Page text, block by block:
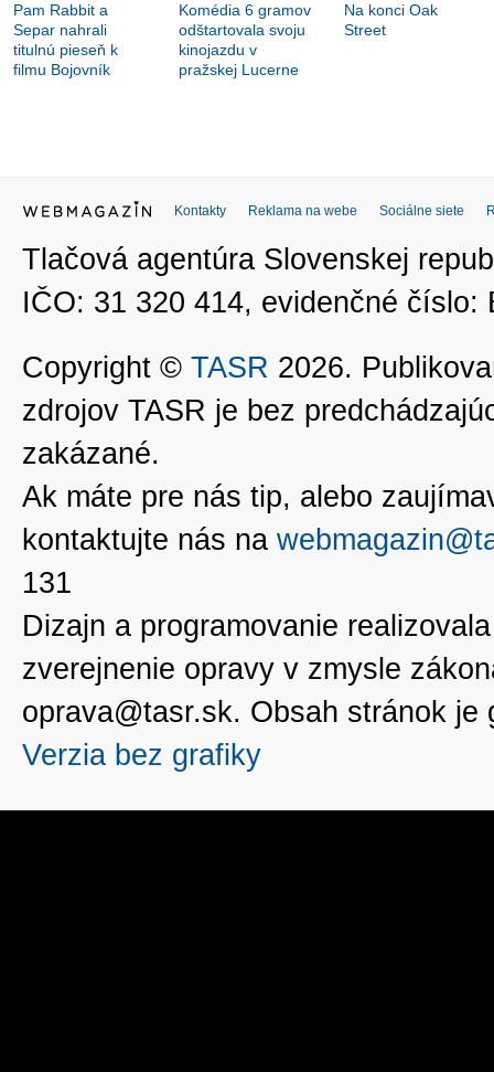
Pam Rabbit a
Separ nahrali
titulnú pieseň k
filmu Bojovník
Komédia 6 gramov
odštartovala svoju
kinojazdu v
pražskej Lucerne
Na konci Oak
Street
Kontakty Reklama na webe Sociálne siete
Tlačová agentúra Slovenskej
IČO: 31 320 414, evidenčné číslo:
Copyright © TASR 2026.
zdrojov TASR je bez
zakázané.
Ak máte pre nás tip, alebo
kontaktujte nás na
131
Dizajn a programovanie
zverejnenie opravy v zmysle
oprava@tasr.sk. Obsah stránok
Verzia bez grafiky